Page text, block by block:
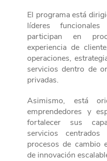
El programa está
líderes
participan en
experiencia de
operaciones,
servicios dentro de
privadas.
Asimismo, está
emprendedores y
fortalecer sus
servicios
procesos de cambio
de innovación